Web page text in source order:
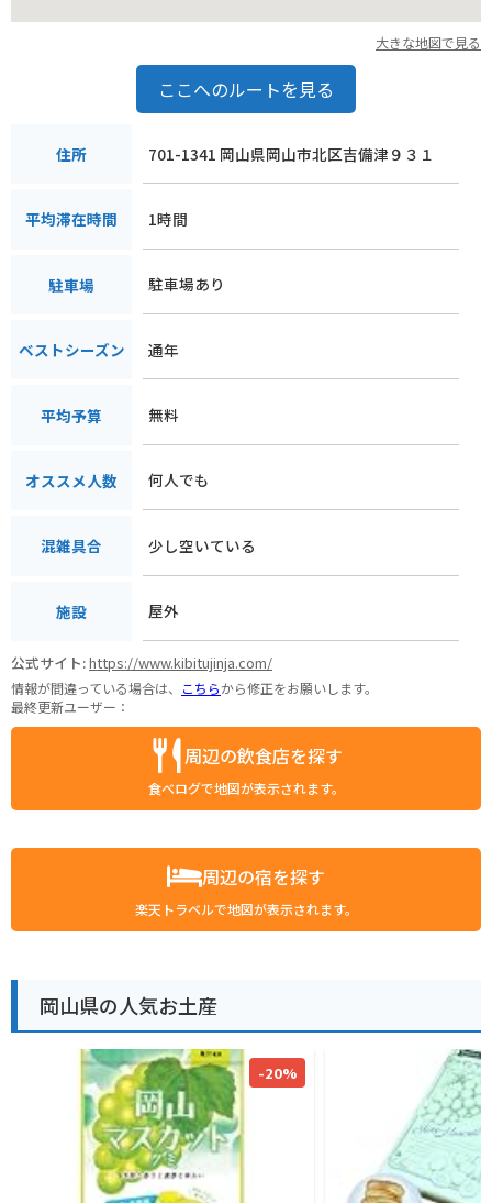
大きな地図で見る
ここへのルートを見る
住所 701-1341 岡山県岡山市北区吉備津９３１
平均滞在時間 1時間
駐車場 駐車場あり
ベストシーズン 通年
平均予算 無料
オススメ人数 何人でも
混雑具合 少し空いている
施設 屋外
公式サイト:https://www.kibitujinja.com/
情報が間違っている場合は、 こちらから修正をお願いします。
最終更新ユーザー：
周辺の飲食店を探す
食べログで地図が表示されます。
周辺の宿を探す
楽天トラベルで地図が表示されます。
岡山県の人気お土産
-20%